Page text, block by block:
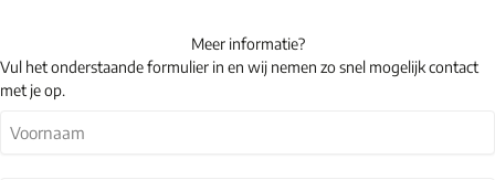
Meer informatie?
Vul het onderstaande formulier in en wij nemen zo snel mogelijk contact
met je op.